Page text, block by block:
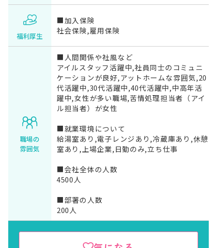
福利厚生
■加入保険
社会保険,雇用保険
職場の
雰囲気
■人間関係や社風など
アイルスタッフ活躍中,社員同士のコミュニ
ケーションが良好,アットホームな雰囲気,20
代活躍中,30代活躍中,40代活躍中,中高年活
躍中,女性が多い職場,苦情処理担当者（アイ
ル担当者）が女性
■就業環境について
給湯室あり,電子レンジあり,冷蔵庫あり,休憩
室あり,上場企業,日勤のみ,立ち仕事
■会社全体の人数
4500人
■部署の人数
200人